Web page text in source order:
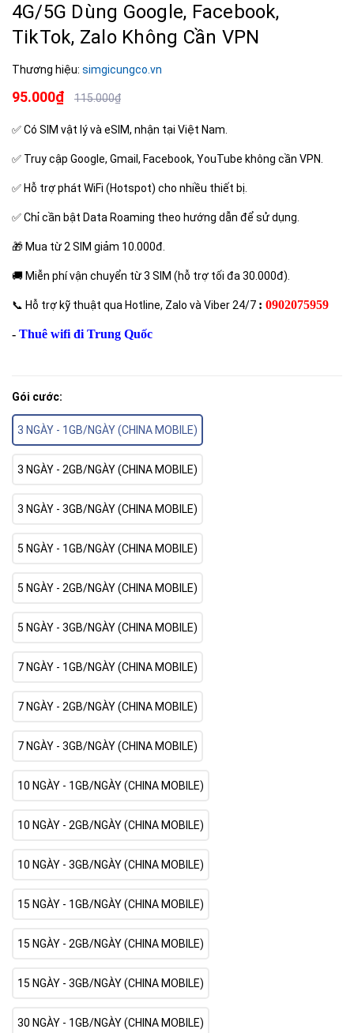
4G/5G Dùng Google, Facebook,
TikTok, Zalo Không Cần VPN
Thương hiệu: simgicungco.vn
95.000₫ 115.000₫
✅ Có SIM vật lý và eSIM, nhận tại Việt Nam.
✅ Truy cập Google, Gmail, Facebook, YouTube không cần VPN.
✅ Hỗ trợ phát WiFi (Hotspot) cho nhiều thiết bị.
✅ Chỉ cần bật Data Roaming theo hướng dẫn để sử dụng.
🎁 Mua từ 2 SIM giảm 10.000đ.
🚚 Miễn phí vận chuyển từ 3 SIM (hỗ trợ tối đa 30.000đ).
📞 Hỗ trợ kỹ thuật qua Hotline, Zalo và Viber 24/7 : 0902075959
- Thuê wifi đi Trung Quốc
Gói cước:
3 NGÀY - 1GB/NGÀY (CHINA MOBILE)
3 NGÀY - 2GB/NGÀY (CHINA MOBILE)
3 NGÀY - 3GB/NGÀY (CHINA MOBILE)
5 NGÀY - 1GB/NGÀY (CHINA MOBILE)
5 NGÀY - 2GB/NGÀY (CHINA MOBILE)
5 NGÀY - 3GB/NGÀY (CHINA MOBILE)
7 NGÀY - 1GB/NGÀY (CHINA MOBILE)
7 NGÀY - 2GB/NGÀY (CHINA MOBILE)
7 NGÀY - 3GB/NGÀY (CHINA MOBILE)
10 NGÀY - 1GB/NGÀY (CHINA MOBILE)
10 NGÀY - 2GB/NGÀY (CHINA MOBILE)
10 NGÀY - 3GB/NGÀY (CHINA MOBILE)
15 NGÀY - 1GB/NGÀY (CHINA MOBILE)
15 NGÀY - 2GB/NGÀY (CHINA MOBILE)
15 NGÀY - 3GB/NGÀY (CHINA MOBILE)
30 NGÀY - 1GB/NGÀY (CHINA MOBILE)